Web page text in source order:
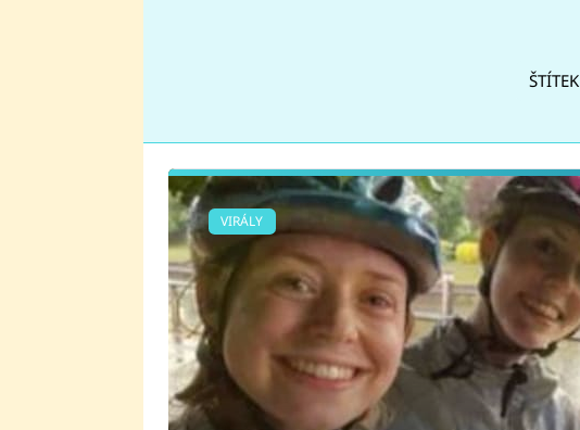
ŠTÍTEK
VIRÁLY